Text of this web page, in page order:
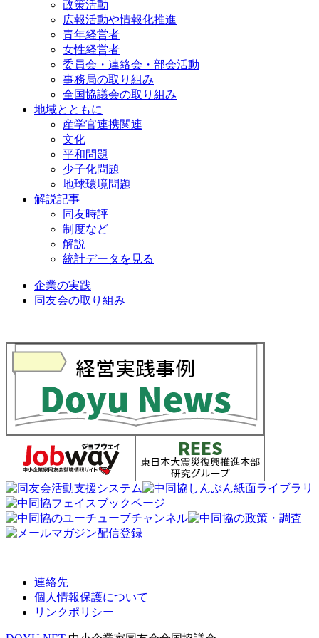
政策活動
広報活動や情報化推進
青年経営者
女性経営者
委員会・連絡会・部会活動
事務局の取り組み
全国協議会の取り組み
地域とともに
産学官連携関連
文化
平和問題
少子化問題
地球環境問題
解説記事
同友時評
制度など
解説
統計データを見る
企業の実践
同友会の取り組み
連絡先
個人情報保護について
リンクポリシー